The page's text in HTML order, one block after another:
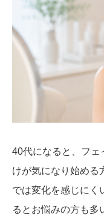
40代になると、フェ
けが気になり始める
では変化を感じにく
るとお悩みの方も多